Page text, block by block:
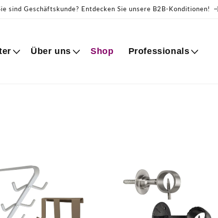
sind Geschäftskunde? Entdecken Sie unsere B2B-Konditionen!
Über uns Shop Professionals